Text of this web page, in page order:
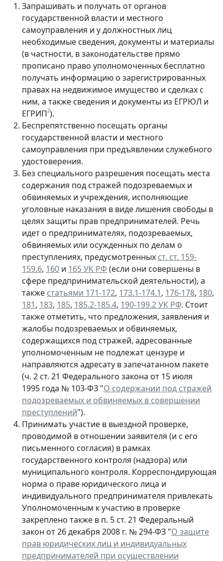
Запрашивать и получать от органов
государственной власти и местного
самоуправления и у должностных лиц
необходимые сведения, документы и материалы
(в частности, в законодательстве прямо
прописано право уполномоченных бесплатно
получать информацию о зарегистрированных
правах на недвижимое имущество и сделках с
ним, а также сведения и документы из ЕГРЮЛ и
ЕГРИП3).
Беспрепятственно посещать органы
государственной власти и местного
самоуправления при предъявлении служебного
удостоверения.
Без специального разрешения посещать места
содержания под стражей подозреваемых и
обвиняемых и учреждения, исполняющие
уголовные наказания в виде лишения свободы в
целях защиты прав предпринимателей. Речь
идет о предпринимателях, подозреваемых,
обвиняемых или осужденных по делам о
преступлениях, предусмотренных ст. ст. 159-
159.6, 160 и 165 УК РФ (если они совершены в
сфере предпринимательской деятельности), а
также статьями 171-172, 173.1-174.1, 176-178, 180,
181, 183, 185, 185.2-185.4, 190-199.2 УК РФ. Стоит
также отметить, что предложения, заявления и
жалобы подозреваемых и обвиняемых,
содержащихся под стражей, адресованные
уполномоченным не подлежат цензуре и
направляются адресату в запечатанном пакете
(ч. 2 ст. 21 Федерального закона от 15 июля
1995 года № 103-ФЗ "О содержании под стражей
подозреваемых и обвиняемых в совершении
преступлений").
Принимать участие в выездной проверке,
проводимой в отношении заявителя (и с его
письменного согласия) в рамках
государственного контроля (надзора) или
муниципального контроля. Корреспондирующая
норма о праве юридического лица и
индивидуального предпринимателя привлекать
Уполномоченным к участию в проверке
закреплено также в п. 5 ст. 21 Федеральный
закон от 26 декабря 2008 г. № 294-ФЗ "О защите
прав юридических лиц и индивидуальных
предпринимателей при осуществлении